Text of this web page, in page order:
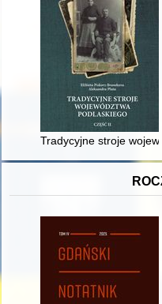
Tradycyjne stroje